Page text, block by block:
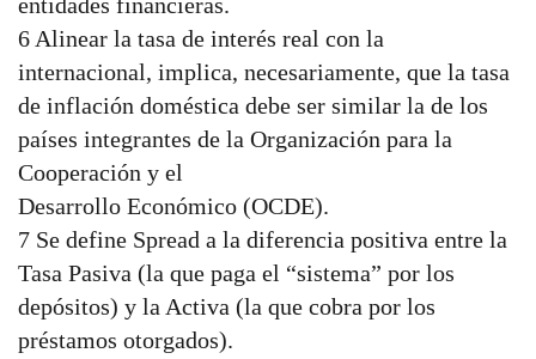
entidades financieras.
6 Alinear la tasa de interés real con la
internacional, implica, necesariamente, que la tasa
de inflación doméstica debe ser similar la de los
países integrantes de la Organización para la
Cooperación y el
Desarrollo Económico (OCDE).
7 Se define Spread a la diferencia positiva entre la
Tasa Pasiva (la que paga el “sistema” por los
depósitos) y la Activa (la que cobra por los
préstamos otorgados).